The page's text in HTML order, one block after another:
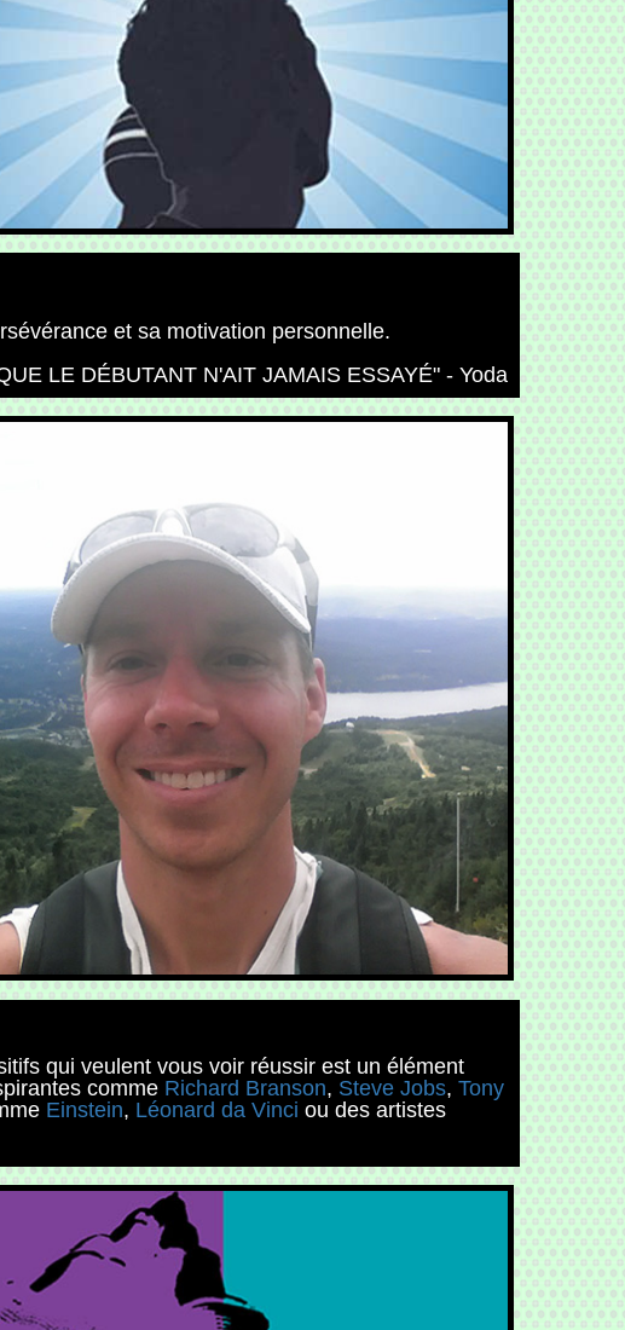
et sa motivation personnelle.
LE DÉBUTANT N'AIT JAMAIS ESSAYÉ" - Yoda
qui veulent vous voir réussir est un élément
comme Richard Branson, Steve Jobs, Tony
Einstein, Léonard da Vinci ou des artistes